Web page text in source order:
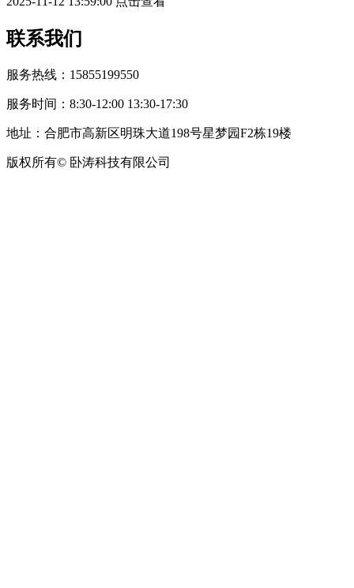
联系我们
服务热线：15855199550
服务时间：8:30-12:00 13:30-17:30
地址：合肥市高新区明珠大道198号星梦园F2栋19楼
版权所有© 卧涛科技有限公司